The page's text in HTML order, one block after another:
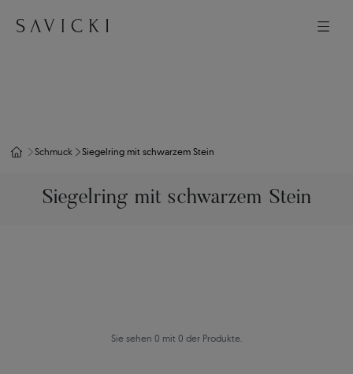
Schmuck Siegelring mit schwarzem Stein
Siegelring mit schwarzem Stein
Sie sehen 0 mit 0 der Produkte.